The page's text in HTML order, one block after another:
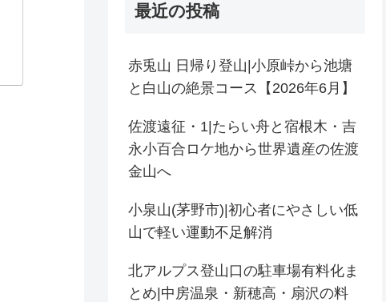
最近の投稿
赤兎山 日帰り登山|小原峠から池塘
と白山の絶景コース【2026年6月】
佐渡遠征・1|たらい舟と宿根木・吉
永小百合ロケ地から世界遺産の佐渡
金山へ
小泉山(茅野市)|初心者にやさしい低
山で軽い運動不足解消
北アルプス登山口の駐車場有料化ま
とめ|中房温泉・新穂高・扇沢の料